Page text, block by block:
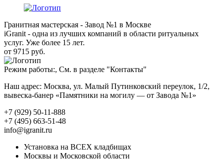
Гранитная мастерская - Завод №1 в Москве
iGranit - одна из лучших компаний в области ритуальных
услуг. Уже более 15 лет.
от 9715 руб.
Режим работы:, См. в разделе "Контакты"
Наш адрес: Москва, ул. Малый Путинковский переулок, 1/2,
вывеска-банер «Памятники на могилу — от Завода №1»
+7 (929) 50-11-888
+7 (495) 663-51-48
info@igranit.ru
Установка на ВСЕХ кладбищах
Москвы и Московской области